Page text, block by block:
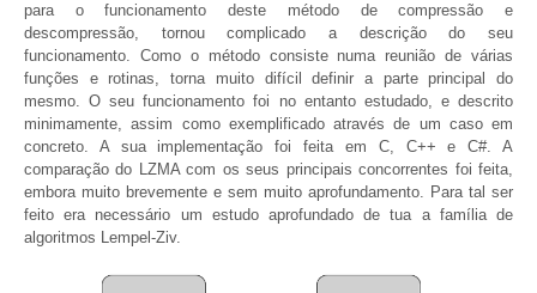
para o funcionamento deste método de compressão e
descompressão, tornou complicado a descrição do seu
funcionamento. Como o método consiste numa reunião de várias
funções e rotinas, torna muito difícil definir a parte principal do
mesmo. O seu funcionamento foi no entanto estudado, e descrito
minimamente, assim como exemplificado através de um caso em
concreto. A sua implementação foi feita em C, C++ e C#. A
comparação do LZMA com os seus principais concorrentes foi feita,
embora muito brevemente e sem muito aprofundamento. Para tal ser
feito era necessário um estudo aprofundado de tua a família de
algoritmos Lempel-Ziv.